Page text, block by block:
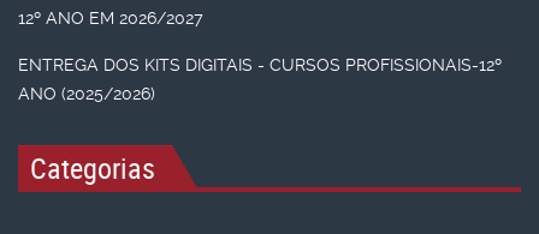
12º ANO EM 2026/2027
ENTREGA DOS KITS DIGITAIS - CURSOS PROFISSIONAIS-12º
ANO (2025/2026)
Categorias